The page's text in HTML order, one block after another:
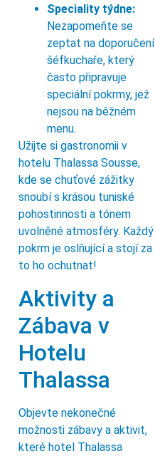
Speciality týdne:
Nezapomeňte se
zeptat na doporučení
šéfkuchaře, který
často připravuje
speciální pokrmy, jež
nejsou na běžném
menu.
Užijte si gastronomii v
hotelu Thalassa Sousse,
kde se chuťové zážitky
snoubí s krásou tuniské
pohostinnosti a tónem
uvolněné atmosféry. Každý
pokrm je oslňující a stojí za
to ho ochutnat!
Aktivity a
Zábava v
Hotelu
Thalassa
Objevte nekonečné
možnosti zábavy a aktivit,
které hotel Thalassa